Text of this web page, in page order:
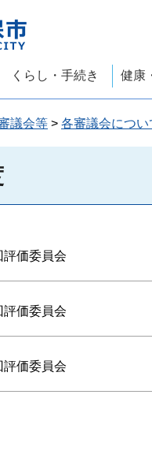
くらし・手続き 健康
議会等 > 各審議会につい
価委員会
価委員会
価委員会